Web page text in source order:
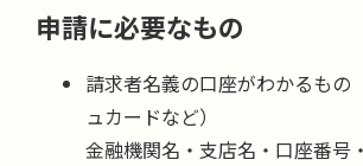
申請に必要なもの
請求者名義の口座がわかるもの
ュカードなど）
金融機関名・支店名・口座番号